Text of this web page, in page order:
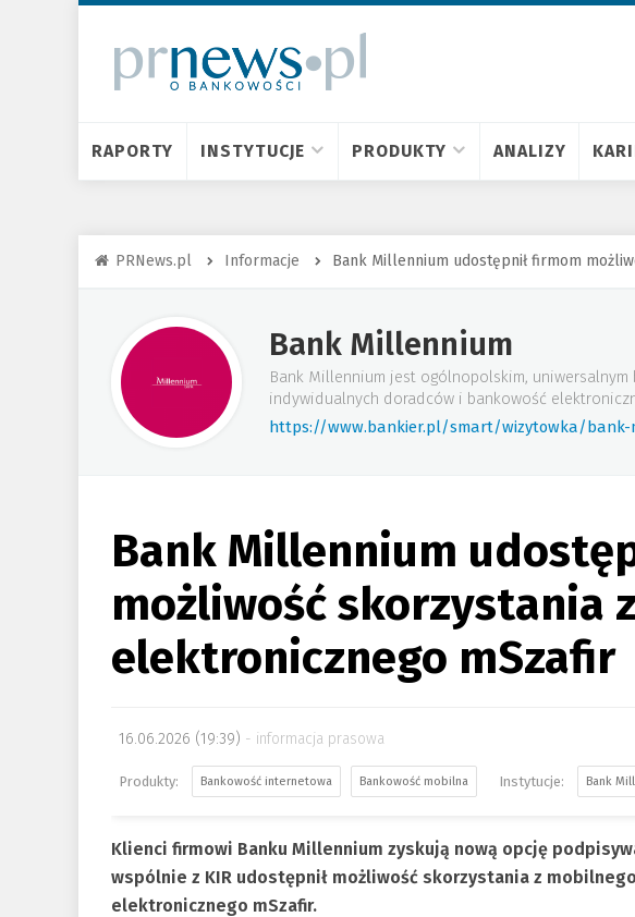
RAPORTY INSTYTUCJE PRODUKTY ANALIZY
PRNews.pl Informacje Bank Millennium udostępnił firmom
Bank Millennium
Bank Millennium jest ogólnopolskim,
indywidualnych doradców i bankowość
https://www.bankier.pl/smart/wizytowka/bank-
Bank Millennium
możliwość skorzystania
elektronicznego mSzafir
16.06.2026 (19:39) informacja prasowa
Bankowość internetowa Bankowość mobilna Bank
Klienci firmowi Banku Millennium zyskują nową opcję
wspólnie z KIR udostępnił możliwość skorzystania z
elektronicznego mSzafir.